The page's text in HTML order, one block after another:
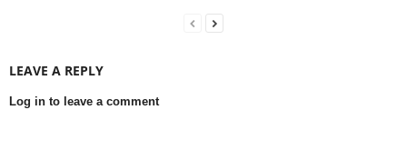
LEAVE A REPLY
Log in to leave a comment